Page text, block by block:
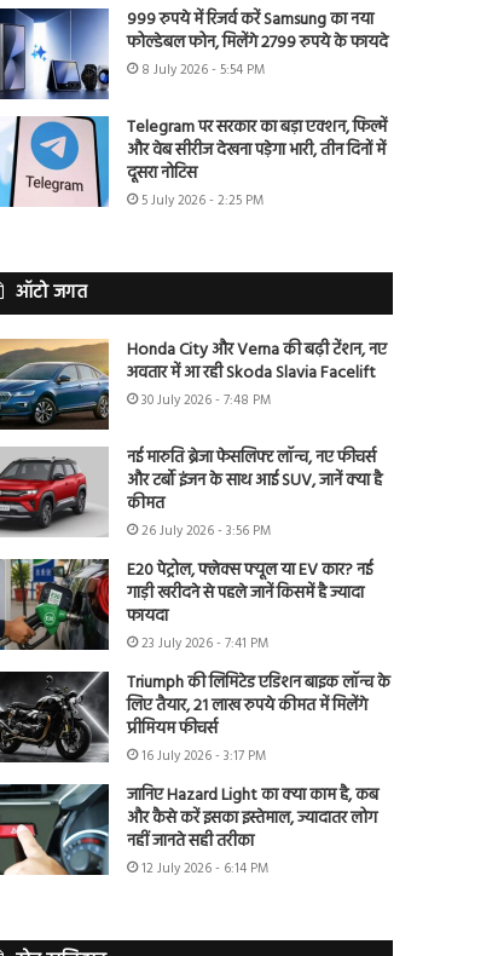
999 रुपये में रिजर्व करें Samsung का नया
फोल्डेबल फोन, मिलेंगे 2799 रुपये के फायदे
8 July 2026 - 5:54 PM
Telegram पर सरकार का बड़ा एक्शन, फिल्में
और वेब सीरीज देखना पड़ेगा भारी, तीन दिनों में
दूसरा नोटिस
5 July 2026 - 2:25 PM
ऑटो जगत
Honda City और Verna की बढ़ी टेंशन, नए
अवतार में आ रही Skoda Slavia Facelift
30 July 2026 - 7:48 PM
नई मारुति ब्रेजा फेसलिफ्ट लॉन्च, नए फीचर्स
और टर्बो इंजन के साथ आई SUV, जानें क्या है
कीमत
26 July 2026 - 3:56 PM
E20 पेट्रोल, फ्लेक्स फ्यूल या EV कार? नई
गाड़ी खरीदने से पहले जानें किसमें है ज्यादा
फायदा
23 July 2026 - 7:41 PM
Triumph की लिमिटेड एडिशन बाइक लॉन्च के
लिए तैयार, 21 लाख रुपये कीमत में मिलेंगे
प्रीमियम फीचर्स
16 July 2026 - 3:17 PM
जानिए Hazard Light का क्या काम है, कब
और कैसे करें इसका इस्तेमाल, ज्यादातर लोग
नहीं जानते सही तरीका
12 July 2026 - 6:14 PM